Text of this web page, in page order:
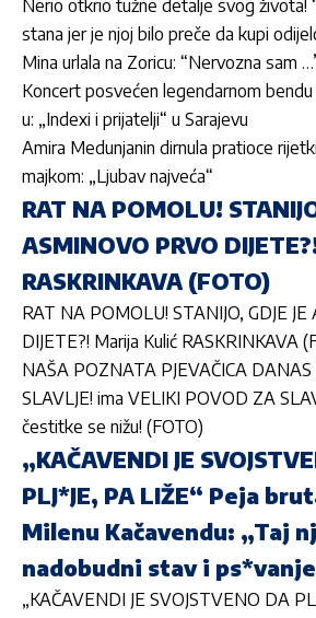
Nerio otkrio tužne detalje svog života!
stana jer je njoj bilo preče da kupi
Mina urlala na Zoricu: “Nervozna sam
Koncert posvećen legendarnom bendu
u: „Indexi i prijatelji“ u Sarajevu
Amira Medunjanin dirnula pratioce
majkom: „Ljubav najveća“
RAT NA POMOLU!
ASMINOVO PRVO
RASKRINKAVA (FOTO)
RAT NA POMOLU! STANIJO, GDJE
DIJETE?! Marija Kulić RASKRINKAVA
NAŠA POZNATA PJEVAČICA
SLAVLJE! ima VELIKI POVOD ZA
čestitke se nižu! (FOTO)
„KAČAVENDI JE
PLJ*JE, PA LIŽE“ Peja
Milenu Kačavendu: „Taj
nadobudni stav i
„KAČAVENDI JE SVOJSTVENO DA